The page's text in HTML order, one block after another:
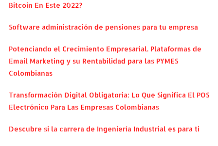
Bitcoin En Este 2022?
Software administración de pensiones para tu empresa
Potenciando el Crecimiento Empresarial. Plataformas de
Email Marketing y su Rentabilidad para las PYMES
Colombianas
Transformación Digital Obligatoria: Lo Que Significa El POS
Electrónico Para Las Empresas Colombianas
Descubre si la carrera de Ingeniería Industrial es para ti